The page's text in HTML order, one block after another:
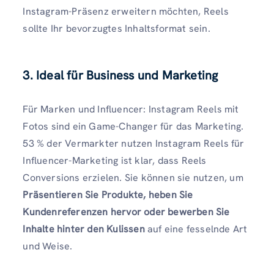
Instagram-Präsenz erweitern möchten, Reels
sollte Ihr bevorzugtes Inhaltsformat sein.
3. Ideal für Business und Marketing
Für Marken und Influencer: Instagram Reels mit
Fotos sind ein Game-Changer für das Marketing.
53 % der Vermarkter nutzen Instagram Reels für
Influencer-Marketing ist klar, dass Reels
Conversions erzielen. Sie können sie nutzen, um
Präsentieren Sie Produkte, heben Sie
Kundenreferenzen hervor oder bewerben Sie
Inhalte hinter den Kulissenauf eine fesselnde Art
und Weise.